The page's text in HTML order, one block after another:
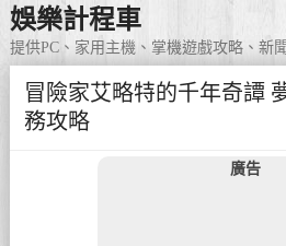
娛樂計程車
提供PC、家用主機、掌機遊戲攻略、新
冒險家艾略特的千年奇譚
務攻略
廣告